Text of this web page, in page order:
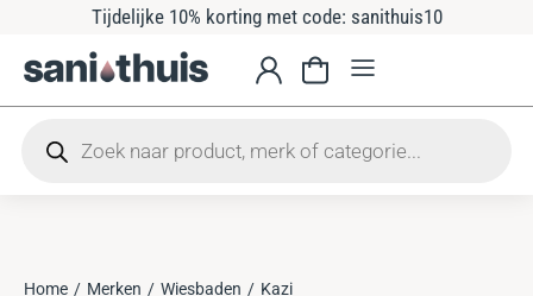
Tijdelijke 10% korting met code: sanithuis10
Home Merken Wiesbaden Kazi